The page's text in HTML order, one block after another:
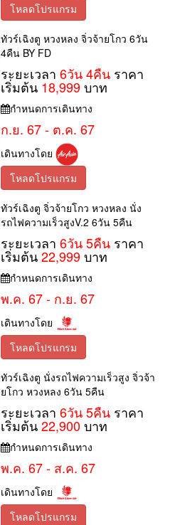
โหลดโปรแกรม
ทัวร์เฉิงตู หวงหลง จิ่วจ้ายโกว 6วัน
4คืน BY FD
ระยะเวลา6วัน 4คืน ราคา
เริ่มต้น 18,999บาท
กำหนดการเดินทาง
ก.ย. 67 - ต.ค. 67
เดินทางโดย
โหลดโปรแกรม
ทัวร์เฉิงตู จิ่วจ้ายโกว หวงหลง นั่ง
รถไฟความเร็วสูงV.2 6วัน 5คืน
ระยะเวลา6วัน 5คืน ราคา
เริ่มต้น22,999บาท
กำหนดการเดินทาง
พ.ค. 67 - ก.ย. 67
เดินทางโดย
โหลดโปรแกรม
ทัวร์เฉิงตู นั่งรถไฟความเร็วสูง จิ่วจ้า
ยโกว หวงหลง 6วัน 5คืน
ระยะเวลา6วัน 5คืน ราคา
เริ่มต้น22,900บาท
กำหนดการเดินทาง
พ.ค. 67 - ส.ค. 67
เดินทางโดย
โหลดโปรแกรม